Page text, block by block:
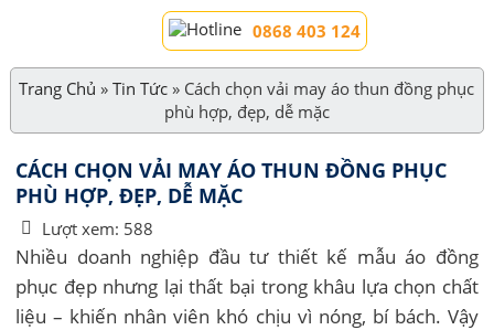
0868 403 124
Trang Chủ »Tin Tức » Cách chọn vải may áo thun đồng phục
phù hợp, đẹp, dễ mặc
CÁCH CHỌN VẢI MAY ÁO THUN ĐỒNG PHỤC
PHÙ HỢP, ĐẸP, DỄ MẶC
Lượt xem: 588
Nhiều doanh nghiệp đầu tư thiết kế mẫu áo đồng
phục đẹp nhưng lại thất bại trong khâu lựa chọn chất
liệu – khiến nhân viên khó chịu vì nóng, bí bách. Vậy